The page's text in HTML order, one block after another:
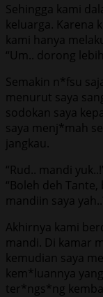
Sehingga kami
keluarga. Karena
kami hanya
“Um.. dorong
Semakin n*fsu
menurut saya
sodokan saya
saya menj*mah
jangkau.
“Rud.. mandi
“Boleh deh
mandiin saya
Akhirnya kami
mandi. Di kamar
kemudian saya
kem*luannya
ter*ngs*ng